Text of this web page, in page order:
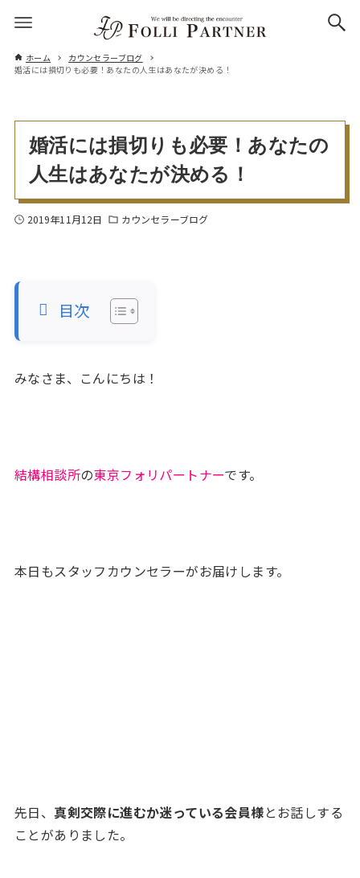
ホーム
カウンセラーブログ
婚活には損切りも必要！あなたの人生はあなたが決める！
婚活には損切りも必要！あなたの
人生はあなたが決める！
2019年11月12日 カウンセラーブログ
目次
みなさま、こんにちは！
結構相談所の東京フォリパートナーです。
本日もスタッフカウンセラーがお届けします。
先日、真剣交際に進むか迷っている会員様とお話しする
ことがありました。